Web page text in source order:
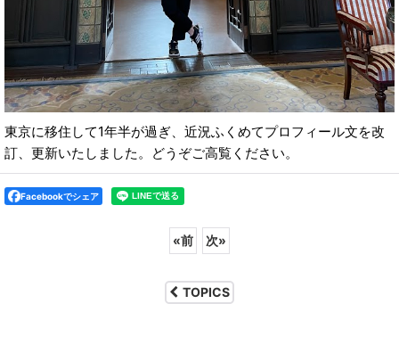
東京に移住して1年半が過ぎ、近況ふくめてプロフィール文を改
訂、更新いたしました。どうぞご高覧ください。
Facebookでシェア
«前 次»
TOPICS